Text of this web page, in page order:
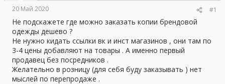
20 Май 2020 #1
Не подскажете где можно заказать копии брендовой
одежды дешево ?
Не нужно кидать ссылки вк и инст магазинов , они там по
3-4 цены добавляют на товары . А именно первый
продавец без посредников .
Желательно в розницу (для себя буду заказывать ) нет
мыслей по перепродаже .